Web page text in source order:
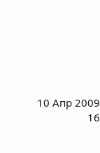
10 Апр 2009
16